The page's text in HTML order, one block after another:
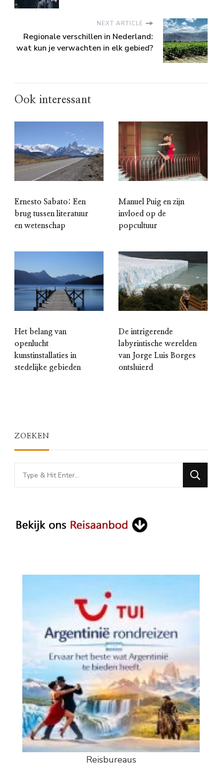
NEXT ARTICLE
Regionale verschillen in Nederland:
wat kun je verwachten in elk gebied?
Ook interessant
Ernesto Sabato: Een
brug tussen literatuur
en wetenschap
Manuel Puig en zijn
invloed op de
popcultuur
Het belang van
openlucht
kunstinstallaties in
stedelijke gebieden
De intrigerende
labyrintische werelden
van Jorge Luis Borges
ontsluierd
ZOEKEN
Looking
for
Reisbureaus